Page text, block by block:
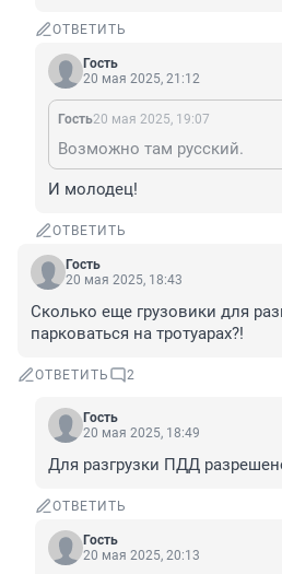
ОТВЕТИТЬ
Гость
20 мая 2025, 21:12
Гость20 мая 2025, 19:07
Возможно там русский.
И молодец!
ОТВЕТИТЬ
Гость
20 мая 2025, 18:43
Сколько еще грузовики для
парковаться на тротуарах?!
ОТВЕТИТЬ 2
Гость
20 мая 2025, 18:49
Для разгрузки ПДД
ОТВЕТИТЬ
Гость
20 мая 2025, 20:13